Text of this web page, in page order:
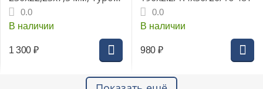
по бетону
0.0
В наличии
1 300 ₽
0.0
В наличии
980 ₽